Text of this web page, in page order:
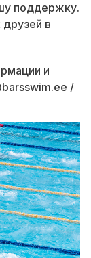
поддержку.
в
и
/